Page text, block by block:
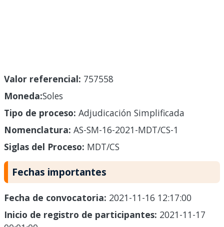
Valor referencial: 757558
Moneda:Soles
Tipo de proceso: Adjudicación Simplificada
Nomenclatura: AS-SM-16-2021-MDT/CS-1
Siglas del Proceso: MDT/CS
Fechas importantes
Fecha de convocatoria: 2021-11-16 12:17:00
Inicio de registro de participantes: 2021-11-17